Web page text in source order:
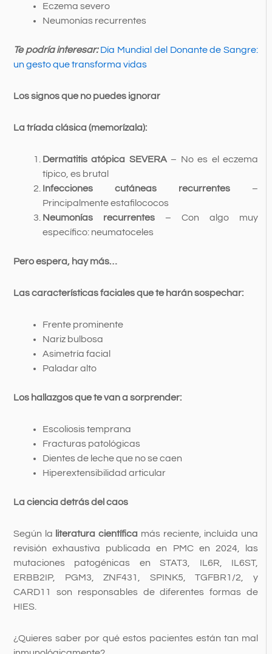
Eczema severo
Neumonías recurrentes
Te podría interesar:Día Mundial del Donante de Sangre:
un gesto que transforma vidas
Los signos que no puedes ignorar
La tríada clásica (memorízala):
Dermatitis atópica SEVERA– No es el eczema
típico, es brutal
Infecciones cutáneas recurrentes –
Principalmente estafilococos
Neumonías recurrentes– Con algo muy
específico: neumatoceles
Pero espera, hay más…
Las características faciales que te harán sospechar:
Frente prominente
Nariz bulbosa
Asimetría facial
Paladar alto
Los hallazgos que te van a sorprender:
Escoliosis temprana
Fracturas patológicas
Dientes de leche que no se caen
Hiperextensibilidad articular
La ciencia detrás del caos
Según la literatura científica más reciente, incluida una
revisión exhaustiva publicada en PMC en 2024, las
mutaciones patogénicas en STAT3, IL6R, IL6ST,
ERBB2IP, PGM3, ZNF431, SPINK5, TGFBR1/2, y
CARD11 son responsables de diferentes formas de
HIES.
¿Quieres saber por qué estos pacientes están tan mal